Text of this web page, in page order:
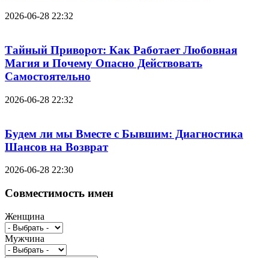
2026-06-28 22:32
Тайный Приворот: Как Работает Любовная
Магия и Почему Опасно Действовать
Самостоятельно
2026-06-28 22:32
Будем ли мы Вместе с Бывшим: Диагностика
Шансов на Возврат
2026-06-28 22:30
Совместимость имен
Женщина
Мужчина